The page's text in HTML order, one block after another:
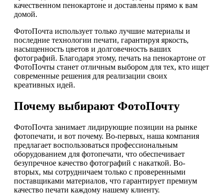
качественном пенокартоне и доставлены прямо к вам
домой.
ФотоПочта использует только лучшие материалы и
последние технологии печати, гарантируя яркость,
насыщенность цветов и долговечность ваших
фотографий. Благодаря этому, печать на пенокартоне от
ФотоПочты станет отличным выбором для тех, кто ищет
современные решения для реализации своих
креативных идей.
Почему выбирают ФотоПочту
ФотоПочта занимает лидирующие позиции на рынке
фотопечати, и вот почему. Во-первых, наша компания
предлагает воспользоваться профессиональным
оборудованием для фотопечати, что обеспечивает
безупречное качество фотографий с накаткой. Во-
вторых, мы сотрудничаем только с проверенными
поставщиками материалов, что гарантирует премиум
качество печати каждому нашему клиенту.